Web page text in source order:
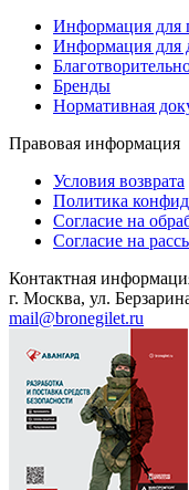
Информация для
Информация для
Бренды
Нормативная
Правовая информация
Условия возврата
Политика
Согласие на
Согласие на
Контактная
г. Москва, ул.
mail@bronegilet.ru